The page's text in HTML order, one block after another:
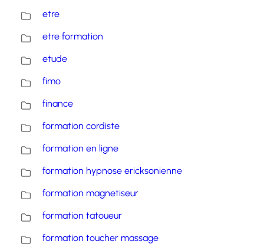
etre
etre formation
etude
fimo
finance
formation cordiste
formation en ligne
formation hypnose ericksonienne
formation magnetiseur
formation tatoueur
formation toucher massage